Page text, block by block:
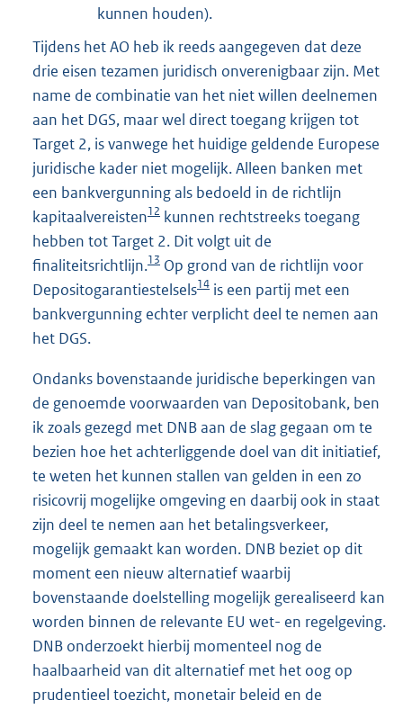
kunnen houden).
Tijdens het AO heb ik reeds aangegeven dat deze
drie eisen tezamen juridisch onverenigbaar zijn. Met
name de combinatie van het niet willen deelnemen
aan het DGS, maar wel direct toegang krijgen tot
Target 2, is vanwege het huidige geldende Europese
juridische kader niet mogelijk. Alleen banken met
een bankvergunning als bedoeld in de richtlijn
kapitaalvereisten12 kunnen rechtstreeks toegang
hebben tot Target 2. Dit volgt uit de
finaliteitsrichtlijn.13 Op grond van de richtlijn voor
Depositogarantiestelsels14 is een partij met een
bankvergunning echter verplicht deel te nemen aan
het DGS.
Ondanks bovenstaande juridische beperkingen van
de genoemde voorwaarden van Depositobank, ben
ik zoals gezegd met DNB aan de slag gegaan om te
bezien hoe het achterliggende doel van dit initiatief,
te weten het kunnen stallen van gelden in een zo
risicovrij mogelijke omgeving en daarbij ook in staat
zijn deel te nemen aan het betalingsverkeer,
mogelijk gemaakt kan worden. DNB beziet op dit
moment een nieuw alternatief waarbij
bovenstaande doelstelling mogelijk gerealiseerd kan
worden binnen de relevante EU wet- en regelgeving.
DNB onderzoekt hierbij momenteel nog de
haalbaarheid van dit alternatief met het oog op
prudentieel toezicht, monetair beleid en de